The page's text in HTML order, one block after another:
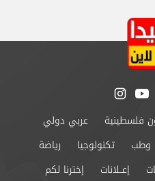
youtube
instagram
فلسطينية
عربي دولي
وطب تكنولوجيا
رياضة
إعــلانات إخترنا لكم